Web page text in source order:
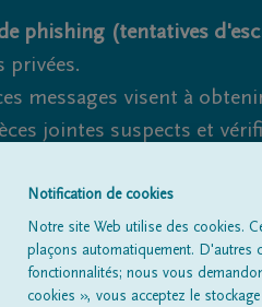
phishing (tentatives
privées.
messages visent à
jointes suspects et
éviter cela. Cependant,
Tous
Notification de cookies
Notre site Web utilise des cookies.
plaçons automatiquement. D'autres
fonctionnalités; nous vous
cookies », vous acceptez le